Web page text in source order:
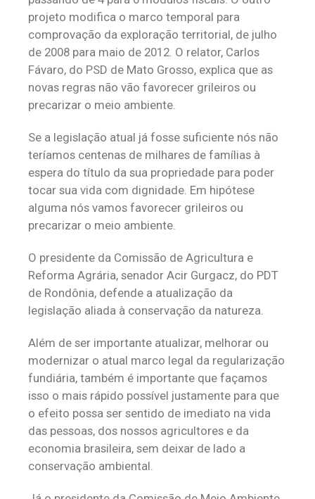
projeto modifica o marco temporal para
comprovação da exploração territorial, de julho
de 2008 para maio de 2012. O relator, Carlos
Fávaro, do PSD de Mato Grosso, explica que as
novas regras não vão favorecer grileiros ou
precarizar o meio ambiente.
Se a legislação atual já fosse suficiente nós não
teríamos centenas de milhares de famílias à
espera do título da sua propriedade para poder
tocar sua vida com dignidade. Em hipótese
alguma nós vamos favorecer grileiros ou
precarizar o meio ambiente.
O presidente da Comissão de Agricultura e
Reforma Agrária, senador Acir Gurgacz, do PDT
de Rondônia, defende a atualização da
legislação aliada à conservação da natureza.
Além de ser importante atualizar, melhorar ou
modernizar o atual marco legal da regularização
fundiária, também é importante que façamos
isso o mais rápido possível justamente para que
o efeito possa ser sentido de imediato na vida
das pessoas, dos nossos agricultores e da
economia brasileira, sem deixar de lado a
conservação ambiental.